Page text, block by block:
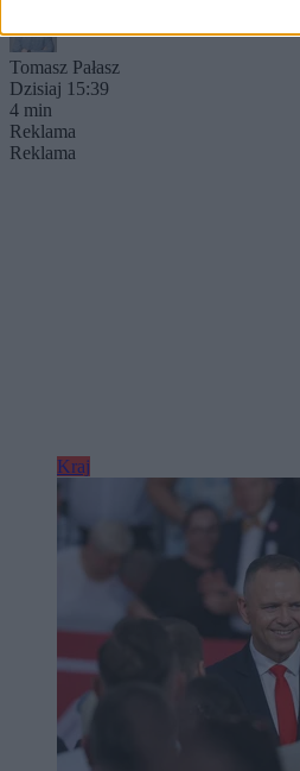
Tomasz Pałasz
Dzisiaj 15:39
4 min
Reklama
Reklama
Kraj